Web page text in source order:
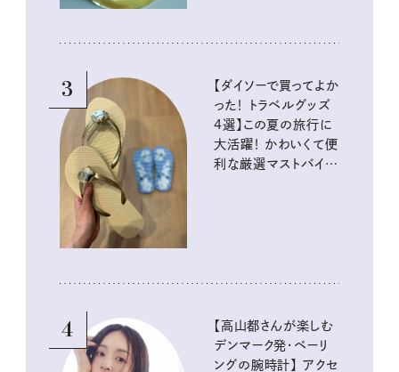
3
【ダイソーで買ってよか
った！ トラベルグッズ
4選】この夏の旅行に
大活躍！ かわいくて便
利な厳選マストバイア
4
【高山都さんが楽しむ
デンマーク発・ベーリ
ングの腕時計】 アクセ